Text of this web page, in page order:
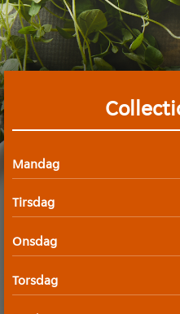
Mandag
Tirsdag
Onsdag
Torsdag